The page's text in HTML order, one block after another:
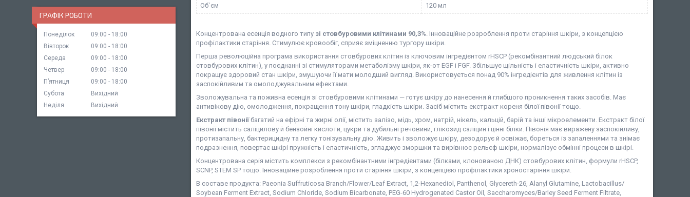
Об`єм 120 мл
Концентрована есенція водного типу зі стовбуровими клітинами 90,3% . Інноваційне розроблення проти старіння шкіри, з концепцією
профілактики старіння. Стимулює кровообіг, сприяє зміцненню тургору шкіри.
Перша революційна програма використання стовбурових клітин із ключовим інгредієнтом rHSCP (рекомбінантний людський білок
стовбурових клітин), у поєднанні зі стимуляторами метаболізму шкіри, як-от EGF і FGF. Збільшує щільність і еластичність шкіри, активно
покращує здоровий стан шкіри, змушуючи її мати молодший вигляд. Використовується понад 90% інгредієнтів для живлення клітин із
заспокійливим та омолоджувальним ефектами.
Зволожувальна та поживна есенція зі стовбуровими клітинами — готує шкіру до нанесення й глибшого проникнення таких засобів. Має
антивікову дію, омолодження, покращення тону шкіри, гладкість шкіри. Засіб містить екстракт кореня білої півонії тощо.
Екстракт півоніїбагатий на ефірні та жирні олії, містить залізо, мідь, хром, натрій, нікель, кальцій, барій та інші мікроелементи. Екстракт білої
півонії містить саліцилову й бензойні кислоти, цукри та дубильні речовини, глікозид саліцин і цінні білки. Півонія має виражену заспокійливу,
протизапальну, бактерицидну та легку тонізувальну дію. Живить і зволожує шкіру, дезодорує й освіжає, бореться із запаленнями та знімає
подразнення, повертає шкірі пружність і еластичність, згладжує зморшки та вирівнює рельєф шкіри, нормалізує обмінні процеси в шкірі.
Концентрована серія містить комплекси з рекомбінантними інгредієнтами (білками, клонованою ДНК) стовбурових клітин, формули rHSCP,
SCNP, STEM SP тощо. Інноваційне розроблення проти старіння шкіри, з концепцією профілактики хроностаріння шкіри.
В составе продукта: Paeonia Suffruticosa Branch/​Flower/​Leaf Extract, 1,2-Hexanediol, Panthenol, Glycereth-26, Alanyl Glutamine, Lactobacillus/​
Soybean Ferment Extract, Sodium Chloride, Sodium Bicarbonate, PEG-60 Hydrogenated Castor Oil, Saccharomyces/​Barley Seed Ferment Filtrate,
ГРАФІК РОБОТИ
Понеділок 09:00
18:00
Вівторок
09:00
18:00
Середа
09:00
18:00
Четвер
09:00
18:00
Пʼятниця
09:00
18:00
Субота
Вихідний
Неділя
Вихідний